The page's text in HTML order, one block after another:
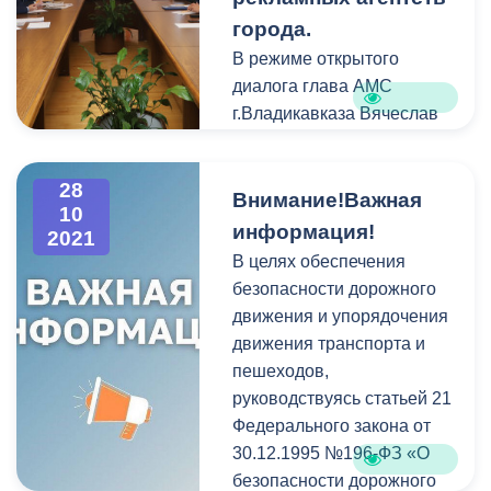
жизнь, научило учиться,
добиваться целей. Участвуя в
конкурсах, проектах, многие
огромное количество друзей
школ и городов России.
успехов, процветания,
интересных событий, побед и
достижений!!!
Врио
Управления образования АМС
А. Батыров
города.
В режиме открытого
диалога глава АМС
г.Владикавказа Вячеслав
Зурабом Дзоблаевым и
начальником по отелу
рекламы администрации
города Константином
крупнейших рекламных
агентств.
28
10
2021
Внимание!Важная
информация!
В целях обеспечения
безопасности дорожного
движения и упорядочения
движения транспорта и
пешеходов,
руководствуясь статьей 21
Федерального закона от
30.12.1995 №196-ФЗ «О
безопасности дорожного